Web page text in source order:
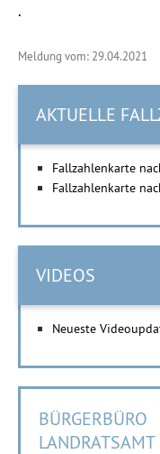
.
Meldung vom: 29.04.2021
AKTUELLE
Fallzahlenkarte
Fallzahlenkarte
VIDEOS
Neueste
BÜRGERBÜRO
LANDRATSAMT